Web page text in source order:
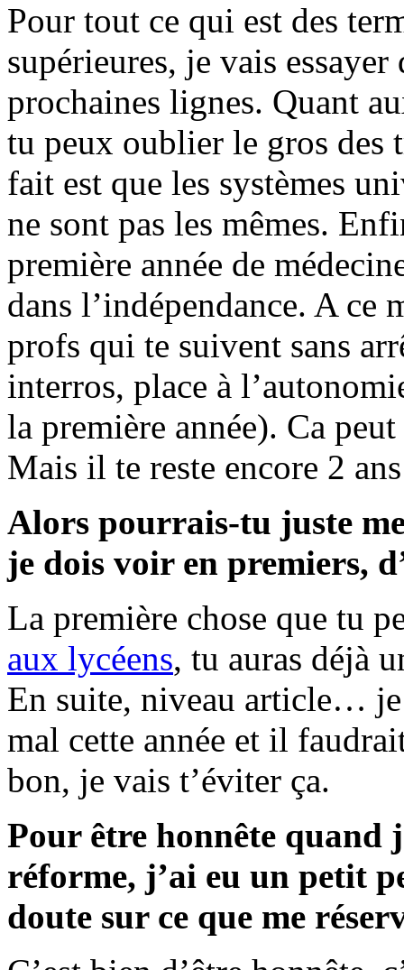
Pour tout ce qui est des
supérieures, je vais
prochaines lignes. Quant
tu peux oublier le gros
fait est que les systèmes
ne sont pas les mêmes.
première année de
dans l’indépendance. A ce
profs qui te suivent sans
interros, place à
la première année). Ca
Mais il te reste encore 2
Alors pourrais-tu juste
je dois voir en premiers,
La première chose que tu
aux lycéens, tu auras déjà
En suite, niveau article… je
mal cette année et il
bon, je vais t’éviter ça.
Pour être honnête quand
réforme, j’ai eu un petit
doute sur ce que me